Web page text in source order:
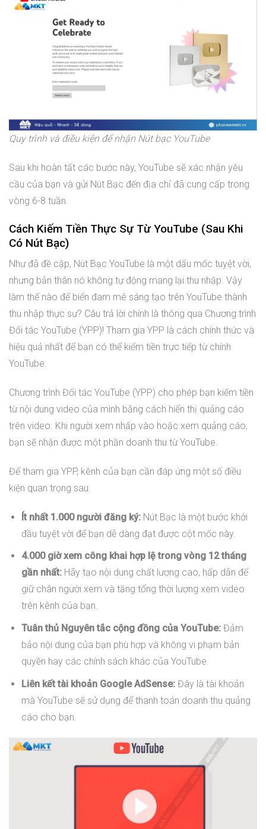
Quy trình và điều kiện để nhận Nút bạc YouTube
Sau khi hoàn tất các bước này, YouTube sẽ xác nhận yêu
cầu của bạn và gửi Nút Bạc đến địa chỉ đã cung cấp trong
vòng 6-8 tuần.
Cách Kiếm Tiền Thực Sự Từ YouTube (Sau Khi
Có Nút Bạc)
Như đã đề cập, Nút Bạc YouTube là một dấu mốc tuyệt vời,
nhưng bản thân nó không tự động mang lại thu nhập. Vậy
làm thế nào để biến đam mê sáng tạo trên YouTube thành
thu nhập thực sự? Câu trả lời chính là thông qua Chương trình
Đối tác YouTube (YPP)! Tham gia YPP là cách chính thức và
hiệu quả nhất để bạn có thể kiếm tiền trực tiếp từ chính
YouTube.
Chương trình Đối tác YouTube (YPP) cho phép bạn kiếm tiền
từ nội dung video của mình bằng cách hiển thị quảng cáo
trên video. Khi người xem nhấp vào hoặc xem quảng cáo,
bạn sẽ nhận được một phần doanh thu từ YouTube.
Để tham gia YPP, kênh của bạn cần đáp ứng một số điều
kiện quan trọng sau:
Ít nhất 1.000 người đăng ký:Nút Bạc là một bước khởi
đầu tuyệt vời để bạn dễ dàng đạt được cột mốc này.
4.000 giờ xem công khai hợp lệ trong vòng 12 tháng
gần nhất:Hãy tạo nội dung chất lượng cao, hấp dẫn để
giữ chân người xem và tăng tổng thời lượng xem video
trên kênh của bạn.
Tuân thủ Nguyên tắc cộng đồng của YouTube:Đảm
bảo nội dung của bạn phù hợp và không vi phạm bản
quyền hay các chính sách khác của YouTube.
Liên kết tài khoản Google AdSense:Đây là tài khoản
mà YouTube sẽ sử dụng để thanh toán doanh thu quảng
cáo cho bạn.